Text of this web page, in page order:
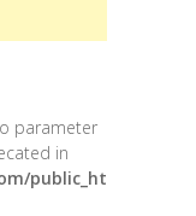
parameter
in
public_ht